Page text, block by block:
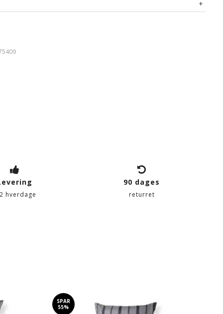
lynlås
hverdage
90 dages
returret
SPAR
55%